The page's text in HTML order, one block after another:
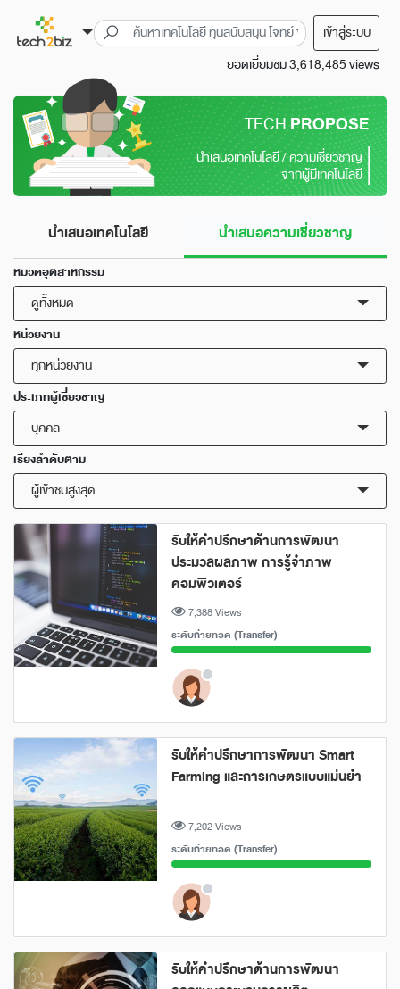
เข้าสู่ระบบ
ยอดเยี่ยมชม 3,618,485 views
TECHPROPOSE
นำเสนอเทคโนโลยี / ความเชี่ยวชาญ
จากผู้มีเทคโนโลยี
นำเสนอเทคโนโลยี นำเสนอความเชี่ยวชาญ
หมวดอุตสาหกรรม
ดูทั้งหมด
หน่วยงาน
ทุกหน่วยงาน
ประเภทผู้เชี่ยวชาญ
บุคคล
เรียงลำดับตาม
ผู้เข้าชมสูงสุด
รับให้คำปรึกษาด้านการพัฒนา
ประมวลผลภาพ การรู้จำภาพ
คอมพิวเตอร์
7,388 Views
ระดับถ่ายทอด (Transfer)
รับให้คำปรึกษาการพัฒนา Smart
Farming และการเกษตรแบบแม่นยำ
7,202 Views
ระดับถ่ายทอด (Transfer)
รับให้คำปรึกษาด้านการพัฒนา